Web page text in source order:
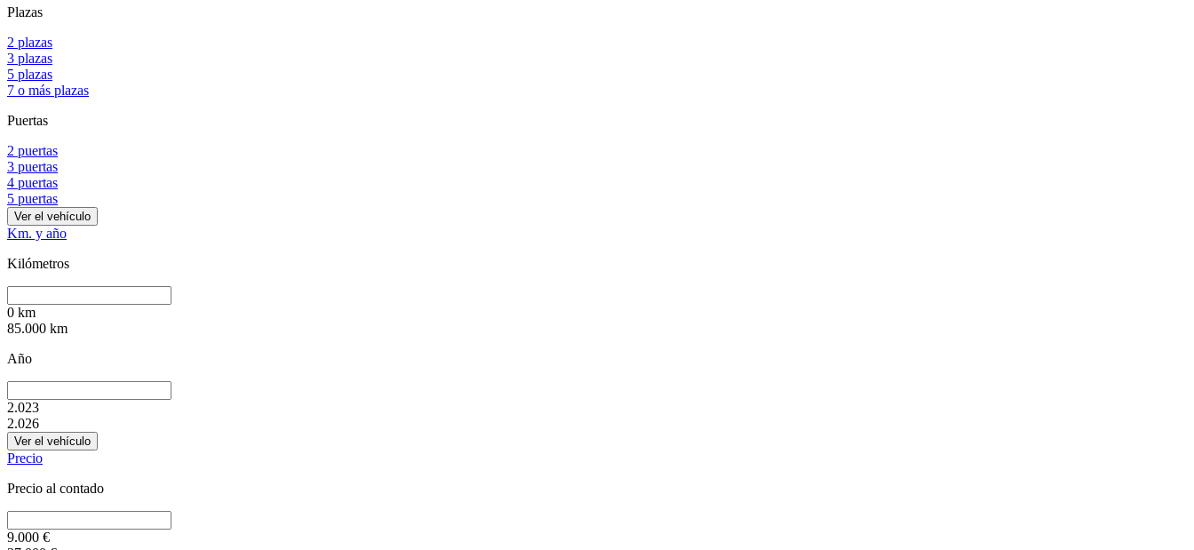
Plazas
2 plazas
3 plazas
5 plazas
7 o más plazas
Puertas
2 puertas
3 puertas
4 puertas
5 puertas
Ver el vehículo
Km. y año
Kilómetros
0 km
85.000 km
Año
2.023
2.026
Ver el vehículo
Precio
Precio al contado
9.000 €